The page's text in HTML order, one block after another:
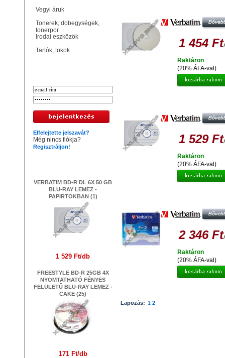
Vegyi áruk
Tonerek, dobegységek,
tonerpor
Irodai eszközök
Tartók, tokok
Elfelejtette jelszavát?
Még nincs fiókja?
Regisztráljon!
VERBATIM BD-R DL 6X 50 GB
BLU-RAY LEMEZ -
PAPIRTOKBAN (1)
1 529 Ft/db
FREESTYLE BD-R 25GB 4X
NYOMTATHATÓ FÉNYES
FELÜLETŰ BLU-RAY LEMEZ -
CAKE (25)
171 Ft/db
BLU-RAY LEMEZ
1 454 Ft
(20% ÁFA-val)
Raktáron
1 529 Ft
(20% ÁFA-val)
Raktáron
LEMEZ /NO ID/ JWC - NORMÁL
(1)
2 346 Ft
(20% ÁFA-val)
Raktáron
Lapozás: 1 2